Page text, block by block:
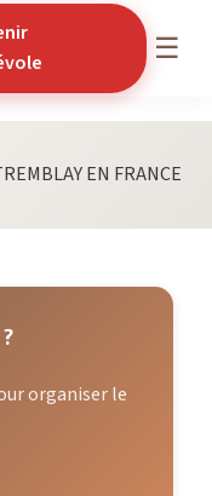
☰
EN FRANCE
organiser le